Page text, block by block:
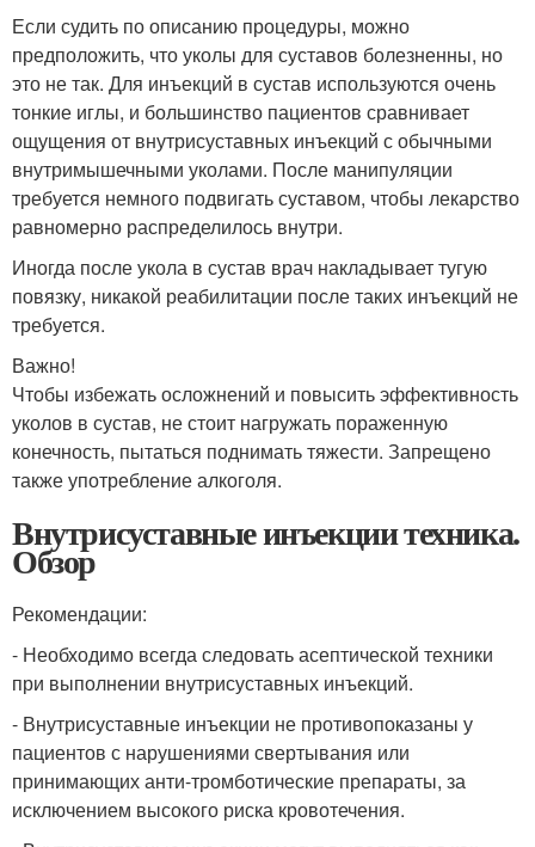
Если судить по описанию процедуры, можно
предположить, что уколы для суставов болезненны, но
это не так. Для инъекций в сустав используются очень
тонкие иглы, и большинство пациентов сравнивает
ощущения от внутрисуставных инъекций с обычными
внутримышечными уколами. После манипуляции
требуется немного подвигать суставом, чтобы лекарство
равномерно распределилось внутри.
Иногда после укола в сустав врач накладывает тугую
повязку, никакой реабилитации после таких инъекций не
требуется.
Важно!
Чтобы избежать осложнений и повысить эффективность
уколов в сустав, не стоит нагружать пораженную
конечность, пытаться поднимать тяжести. Запрещено
также употребление алкоголя.
Внутрисуставные инъекции техника.
Обзор
Рекомендации:
- Необходимо всегда следовать асептической техники
при выполнении внутрисуставных инъекций.
- Внутрисуставные инъекции не противопоказаны у
пациентов с нарушениями свертывания или
принимающих анти-тромботические препараты, за
исключением высокого риска кровотечения.